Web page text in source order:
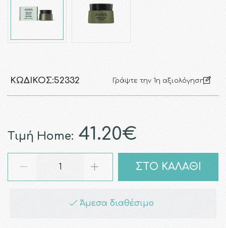
ΚΩΔΙΚΌΣ:52332 Γράψτε την 1η αξιολόγηση
Τιμή Home: 41.20€
ΣΤΟ ΚΑΛΑΘΙ
Άμεσα διαθέσιμο